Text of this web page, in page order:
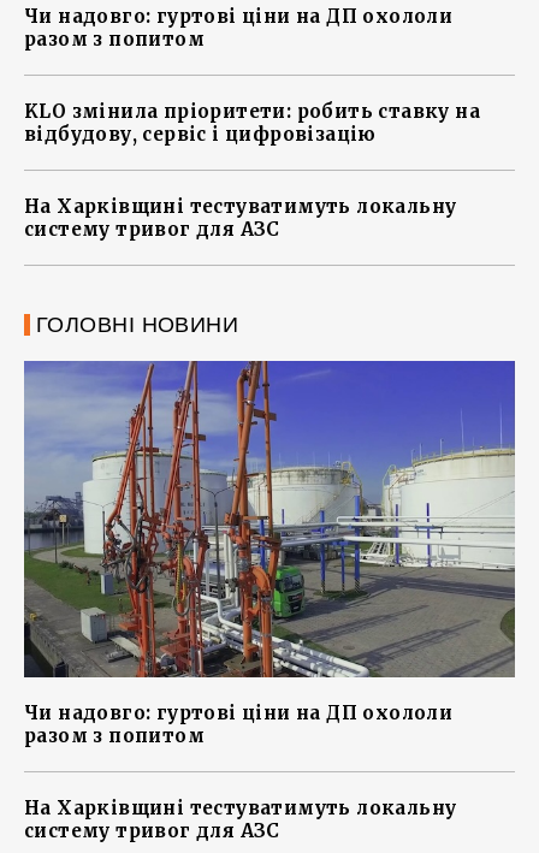
Чи надовго: гуртові ціни на ДП охололи
разом з попитом
KLO змінила пріоритети: робить ставку на
відбудову, сервіс і цифровізацію
На Харківщині тестуватимуть локальну
систему тривог для АЗС
ГОЛОВНІ НОВИНИ
Чи надовго: гуртові ціни на ДП охололи
разом з попитом
На Харківщині тестуватимуть локальну
систему тривог для АЗС